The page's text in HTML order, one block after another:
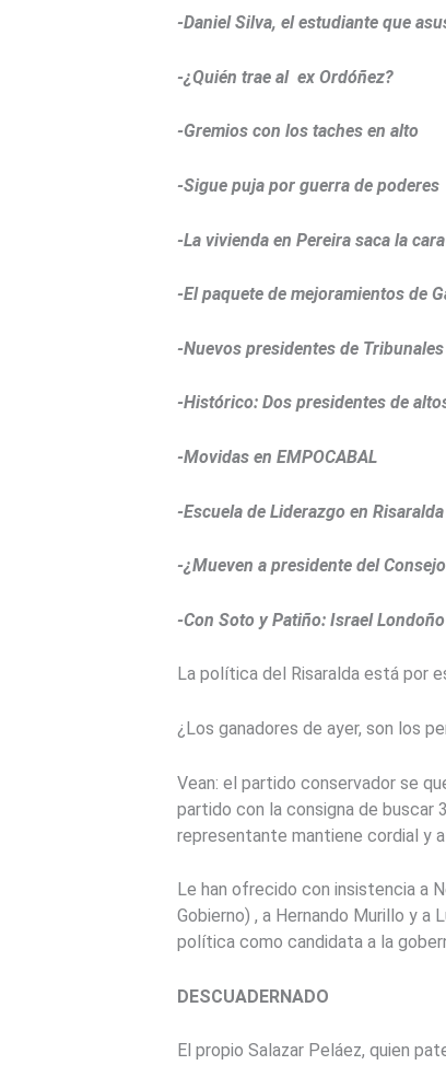
-Daniel Silva, el estudiante que
-¿Quién trae al ex Ordóñez?
-Gremios con los taches en alto
-Sigue puja por guerra de poderes
-La vivienda en Pereira saca la cara
-El paquete de mejoramientos de
-Nuevos presidentes de Tribunales
-Histórico: Dos presidentes de
-Movidas en EMPOCABAL
-Escuela de Liderazgo en Risaralda
-¿Mueven a presidente del
-Con Soto y Patiño: Israel Londoño
La política del Risaralda está por
¿Los ganadores de ayer, son los
Vean: el partido conservador se
partido con la consigna de buscar
representante mantiene cordial y
Le han ofrecido con insistencia a
Gobierno) , a Hernando Murillo y
política como candidata a la
DESCUADERNADO
El propio Salazar Peláez, quien